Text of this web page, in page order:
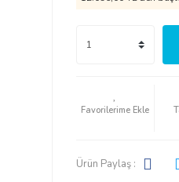
Ürün Paylaş :